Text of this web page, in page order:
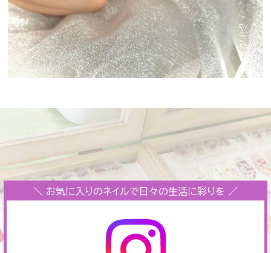
＼ お気に入りのネイルで日々の生活に彩りを ／